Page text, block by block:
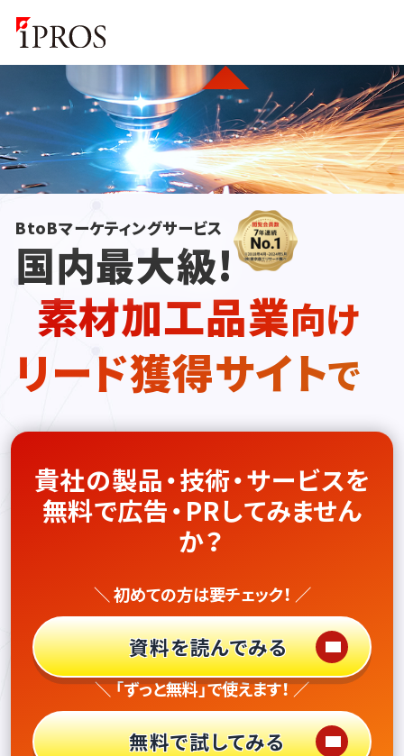
BtoBマーケティングサービス
国内最大級!
素材加工品業向け
リード獲得サイトで
貴社の製品・技術・サービスを
無料で広告・PRしてみません
か？
＼ 初めての方は要チェック！ ／
資料を読んでみる
＼ 「ずっと無料」で使えます！ ／
無料で試してみる